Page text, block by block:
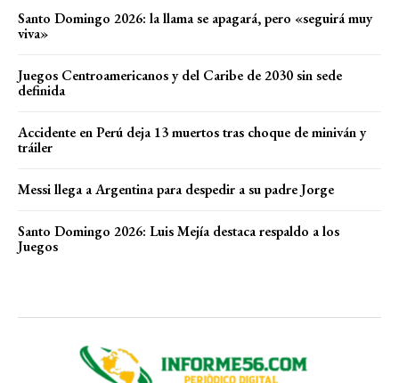
Santo Domingo 2026: la llama se apagará, pero «seguirá muy
viva»
Juegos Centroamericanos y del Caribe de 2030 sin sede
definida
Accidente en Perú deja 13 muertos tras choque de miniván y
tráiler
Messi llega a Argentina para despedir a su padre Jorge
Santo Domingo 2026: Luis Mejía destaca respaldo a los
Juegos